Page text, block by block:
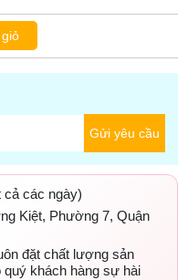
Gửi yêu cầu
cả các ngày)
Kiệt, Phường 7, Quận
đặt chất lượng sản
quý khách hàng sự hài